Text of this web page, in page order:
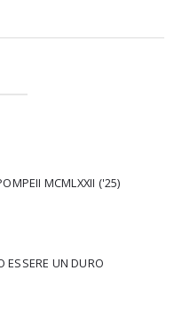
MCMLXXII ('25)
ESSERE UN DURO